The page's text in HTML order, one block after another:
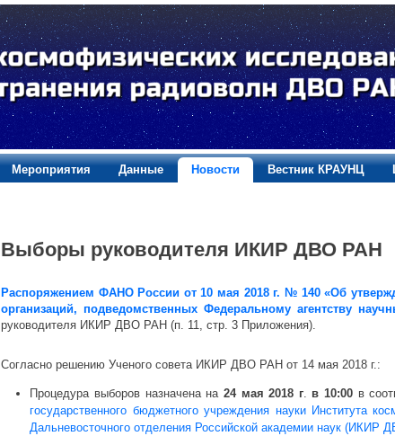
Мероприятия Данные Новости Вестник КРАУНЦ
Выборы руководителя ИКИР ДВО РАН
Распоряжением ФАНО России от 10 мая 2018 г. № 140 «Об
организаций, подведомственных Федеральному агентству
руководителя ИКИР ДВО РАН (п. 11, стр. 3 Приложения).
Согласно решению Ученого совета ИКИР ДВО РАН от 14 мая 2018 г.:
Процедура выборов назначена на 24 мая 2018 г. в 10:00 в
государственного бюджетного учреждения науки Института
Дальневосточного отделения Российской академии наук (ИКИР